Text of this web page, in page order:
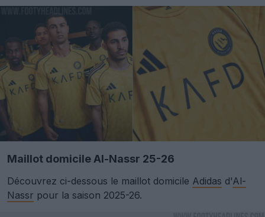
Maillot domicile Al-Nassr 25-26
Découvrez ci-dessous le maillot domicile Adidas d'Al-
Nassr pour la saison 2025-26.